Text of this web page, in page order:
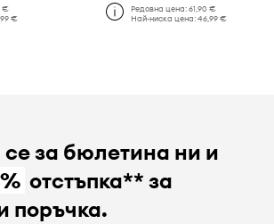
€
€
Редовна цена: 61,90 €
Най-ниска цена: 46,99 €
за бюлетина ни и
отстъпка** за
поръчка.